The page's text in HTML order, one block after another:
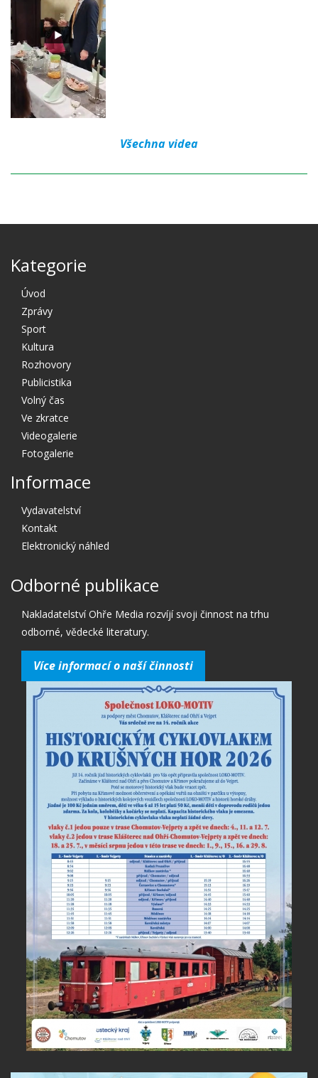
Všechna videa
Kategorie
Úvod
Zprávy
Sport
Kultura
Rozhovory
Publicistika
Volný čas
Ve zkratce
Videogalerie
Fotogalerie
Informace
Vydavatelství
Kontakt
Elektronický náhled
Odborné publikace
Nakladatelství Ohře Media rozvíjí svoji činnost na trhu
odborné, vědecké literatury.
Více informací o naší činnosti